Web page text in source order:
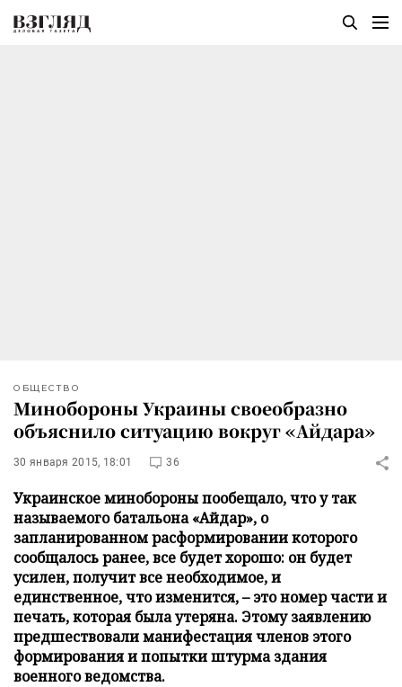
ОБЩЕСТВО
Минобороны Украины своеобразно
объяснило ситуацию вокруг «Айдара»
30 января 2015, 18:01 36
Украинское минобороны пообещало, что у так
называемого батальона «Айдар», о
запланированном расформировании которого
сообщалось ранее, все будет хорошо: он будет
усилен, получит все необходимое, и
единственное, что изменится, – это номер части и
печать, которая была утеряна. Этому заявлению
предшествовали манифестация членов этого
формирования и попытки штурма здания
военного ведомства.